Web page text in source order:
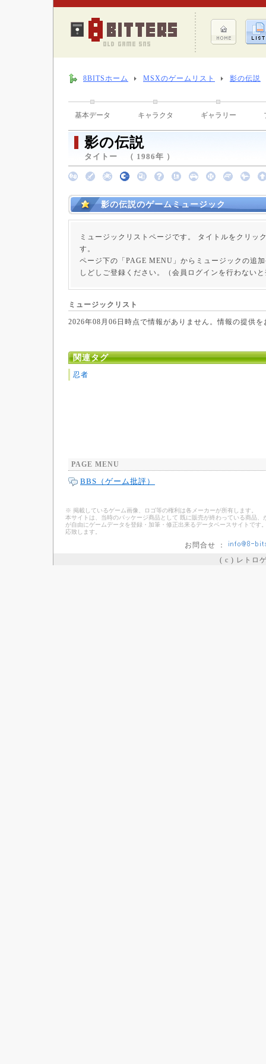
8BITSホーム MSXのゲームリスト 影の伝説
基本データ キャラクタ ギャラリー
影の伝説
タイトー （ 1986年 ）
影の伝説のゲームミュージック
ミュージックリストページです。 タイトルをクリッ
す。
ページ下の「PAGE MENU」からミュージックの追
しどしご登録ください。（会員ログインを行わない
ミュージックリスト
2026年08月06日時点で情報がありません。情報の提供
関連タグ
忍者
PAGE MENU
BBS（ゲーム批評）
※ 掲載しているゲーム画像、ロゴ等の権利は各メーカーが所有します。
本サイトは、当時のパッケージ商品として 既に販売が終わっている商品
が自由にゲームデータを登録・加筆・修正出来るデータベースサイトで
応致します。
お問合せ ：
( c ) レトロ